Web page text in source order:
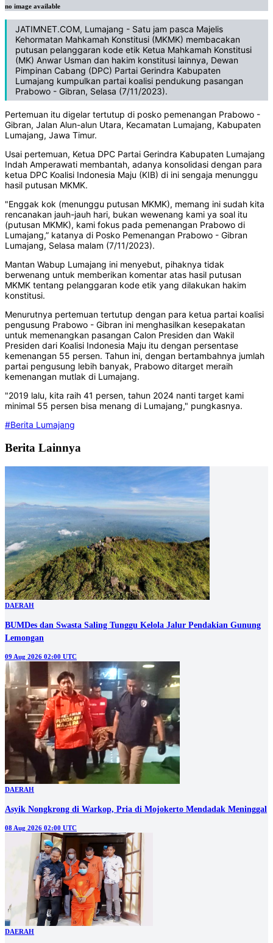
no image available
JATIMNET.COM, Lumajang - Satu jam pasca Majelis
Kehormatan Mahkamah Konstitusi (MKMK) membacakan
putusan pelanggaran kode etik Ketua Mahkamah Konstitusi
(MK) Anwar Usman dan hakim konstitusi lainnya, Dewan
Pimpinan Cabang (DPC) Partai Gerindra Kabupaten
Lumajang kumpulkan partai koalisi pendukung pasangan
Prabowo - Gibran, Selasa (7/11/2023).
Pertemuan itu digelar tertutup di posko pemenangan Prabowo -
Gibran, Jalan Alun-alun Utara, Kecamatan Lumajang, Kabupaten
Lumajang, Jawa Timur.
Usai pertemuan, Ketua DPC Partai Gerindra Kabupaten Lumajang
Indah Amperawati membantah, adanya konsolidasi dengan para
ketua DPC Koalisi Indonesia Maju (KIB) di ini sengaja menunggu
hasil putusan MKMK.
"Enggak kok (menunggu putusan MKMK), memang ini sudah kita
rencanakan jauh-jauh hari, bukan wewenang kami ya soal itu
(putusan MKMK), kami fokus pada pemenangan Prabowo di
Lumajang,” katanya di Posko Pemenangan Prabowo - Gibran
Lumajang, Selasa malam (7/11/2023).
Mantan Wabup Lumajang ini menyebut, pihaknya tidak
berwenang untuk memberikan komentar atas hasil putusan
MKMK tentang pelanggaran kode etik yang dilakukan hakim
konstitusi.
Menurutnya pertemuan tertutup dengan para ketua partai koalisi
pengusung Prabowo - Gibran ini menghasilkan kesepakatan
untuk memenangkan pasangan Calon Presiden dan Wakil
Presiden dari Koalisi Indonesia Maju itu dengan persentase
kemenangan 55 persen. Tahun ini, dengan bertambahnya jumlah
partai pengusung lebih banyak, Prabowo ditarget meraih
kemenangan mutlak di Lumajang.
"2019 lalu, kita raih 41 persen, tahun 2024 nanti target kami
minimal 55 persen bisa menang di Lumajang," pungkasnya.
#Berita Lumajang
Berita Lainnya
DAERAH
BUMDes dan Swasta Saling Tunggu Kelola Jalur Pendakian Gunung
Lemongan
09 Aug 2026 02:00 UTC
DAERAH
Asyik Nongkrong di Warkop, Pria di Mojokerto Mendadak Meninggal
08 Aug 2026 02:00 UTC
DAERAH